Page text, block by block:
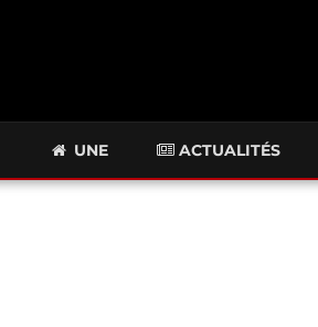
UNE ACTUALITÉS